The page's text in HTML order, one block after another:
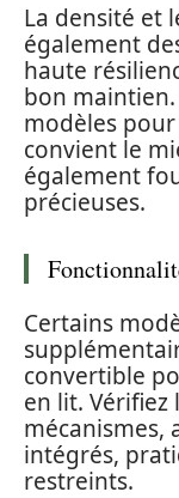
La densité et
également
haute
bon
modèles
convient le
également
précieuses.
Certains
convertible
en lit. Vérifiez
mécanismes,
intégrés,
restreints.